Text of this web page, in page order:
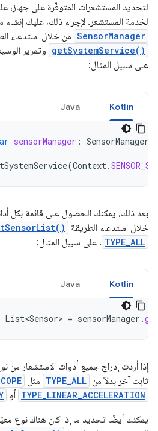
لتحديد المستشعرات المتوفّرة على جهاز،
لخدمة المستشعر. لإجراء ذلك، عليك إنشاء
SensorManager من خلال استدعاء
getSystemService() وتمرير
على سبيل المثال:
Kotlin
Java
sensorManager : SensorManager
(Context.
بعد ذلك، يمكنك الحصول على قائمة بكل
خلال استدعاء الطريقة
TYPE_ALL . على سبيل المثال:
Kotlin
Java
List<Sensor> = sensorManager .
إذا أردت إدراج جميع أدوات الاستشعار من
ثابت آخر بدلاً من TYPE_ALL مثل
TYPE_LINEAR_ACCELERATION أو
يمكنك أيضًا تحديد ما إذا كان هناك نوع